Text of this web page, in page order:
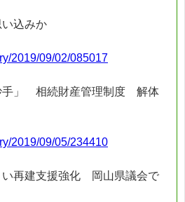
い込みか
2019/09/02/085017
手」 相続財産管理制度 解体
2019/09/05/234410
い再建支援強化 岡山県議会で